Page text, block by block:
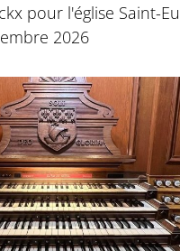
pour l'église Saint-
2026